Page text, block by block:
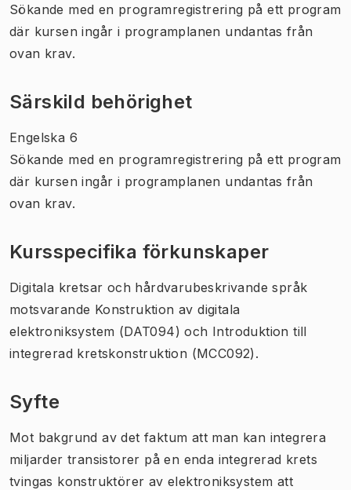
Sökande med en programregistrering på ett program
där kursen ingår i programplanen undantas från
ovan krav.
Särskild behörighet
Engelska 6
Sökande med en programregistrering på ett program
där kursen ingår i programplanen undantas från
ovan krav.
Kursspecifika förkunskaper
Digitala kretsar och hårdvarubeskrivande språk
motsvarande Konstruktion av digitala
elektroniksystem (DAT094) och Introduktion till
integrerad kretskonstruktion (MCC092).
Syfte
Mot bakgrund av det faktum att man kan integrera
miljarder transistorer på en enda integrerad krets
tvingas konstruktörer av elektroniksystem att